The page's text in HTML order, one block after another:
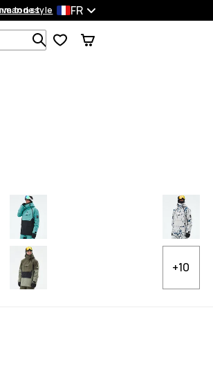
ton style FR
Recherche parmi 1 000+ produits
+10